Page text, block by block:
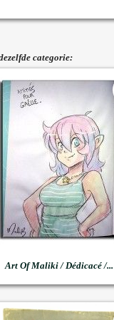
categorie:
Art Of Maliki / Dédicacé /...